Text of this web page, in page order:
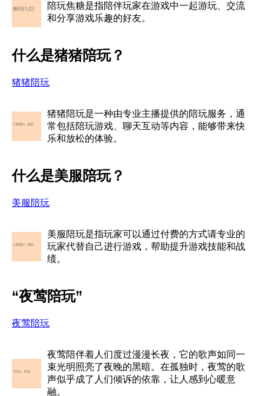
陪玩焦糖是指陪伴玩家在游戏中一起游玩、交流
和分享游戏乐趣的好友。
什么是猪猪陪玩？
猪猪陪玩
猪猪陪玩是一种由专业主播提供的陪玩服务，通
常包括陪玩游戏、聊天互动等内容，能够带来快
乐和放松的体验。
什么是美服陪玩？
美服陪玩
美服陪玩是指玩家可以通过付费的方式请专业的
玩家代替自己进行游戏，帮助提升游戏技能和战
绩。
“夜莺陪玩”
夜莺陪玩
夜莺陪伴着人们度过漫漫长夜，它的歌声如同一
束光明照亮了夜晚的黑暗。在孤独时，夜莺的歌
声似乎成了人们倾诉的依靠，让人感到心暖意
融。